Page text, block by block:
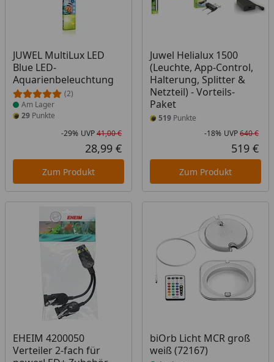
JUWEL MultiLux LED
Blue LED-
Aquarienbeleuchtung
(2)
Produkt am Lager
Am Lager
29 Punkte
Rabatt in Prozent
-29%
Ursprünglicher Preis
UVP41,00 €
Aktueller Preis
28,99 €
Zum Produkt
Juwel Helialux 1500
(Leuchte, App-Control,
Halterung, Splitter &
Netzteil) - Vorteils-
Paket
519Punkte
-18% UVP640 €
519 €
Zum Produkt
EHEIM 4200050
Verteiler 2-fach für
biOrb Licht MCR groß
weiß (72167)
Produkt am Lager